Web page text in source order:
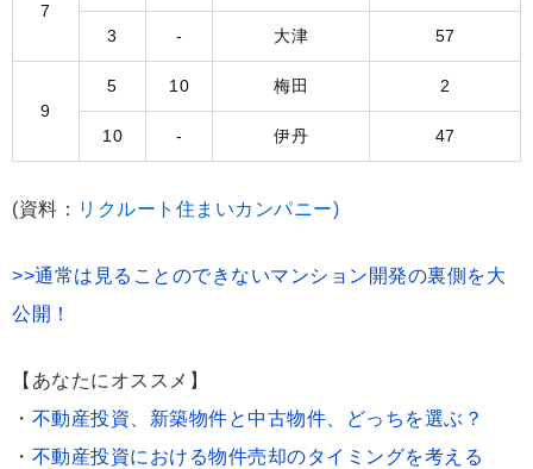
7
3 - 大津 57
9
5 10 梅田 2
10 - 伊丹 47
(資料： リクルート住まいカンパニー)
>>通常は見ることのできないマンション開発の裏側を大
公開！
【あなたにオススメ】
・ 不動産投資、新築物件と中古物件、どっちを選ぶ？
・ 不動産投資における物件売却のタイミングを考える